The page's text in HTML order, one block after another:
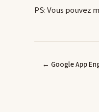
PS: Vous pouvez
← Google App